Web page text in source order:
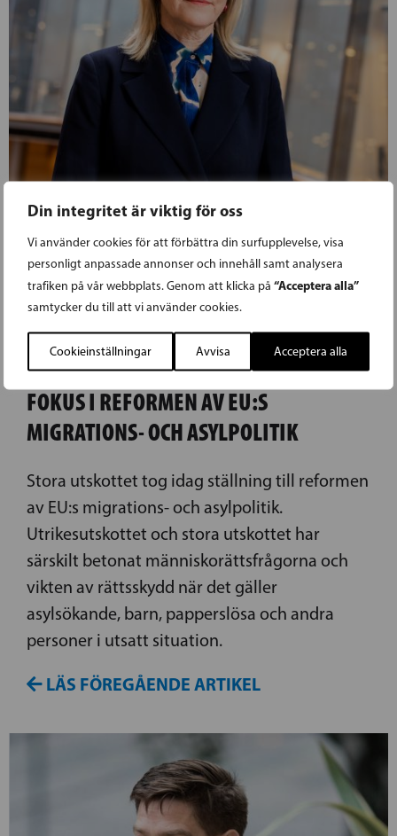
Din integritet är viktig för oss
Vi använder cookies för att förbättra din surfupplevelse, visa
personligt anpassade annonser och innehåll samt analysera
trafiken på vår webbplats. Genom att klicka på “Acceptera alla”
samtycker du till att vi använder cookies.
Cookieinställningar Avvisa Acceptera alla
04.12.2020
BIAUDET: SOLIDARITET OCH
MÄNSKLIGA RÄTTIGHETER SKA VARA
FOKUS I REFORMEN AV EU:S
MIGRATIONS- OCH ASYLPOLITIK
Stora utskottet tog idag ställning till reformen
av EU:s migrations- och asylpolitik.
Utrikesutskottet och stora utskottet har
särskilt betonat människorättsfrågorna och
vikten av rättsskydd när det gäller
asylsökande, barn, papperslösa och andra
personer i utsatt situation.
LÄS FÖREGÅENDE ARTIKEL